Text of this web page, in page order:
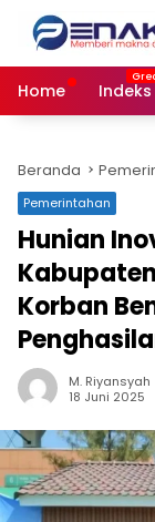
Langsung
konten
Home
Indeks
Beranda
Pemerintahan
Hunian
Korban
M. Riyansyah
18 Juni 2025